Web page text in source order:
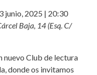
junio, 2025 | 20:30
Baja, 14 (Esq. C/
nuevo Club de lectura
donde os invitamos